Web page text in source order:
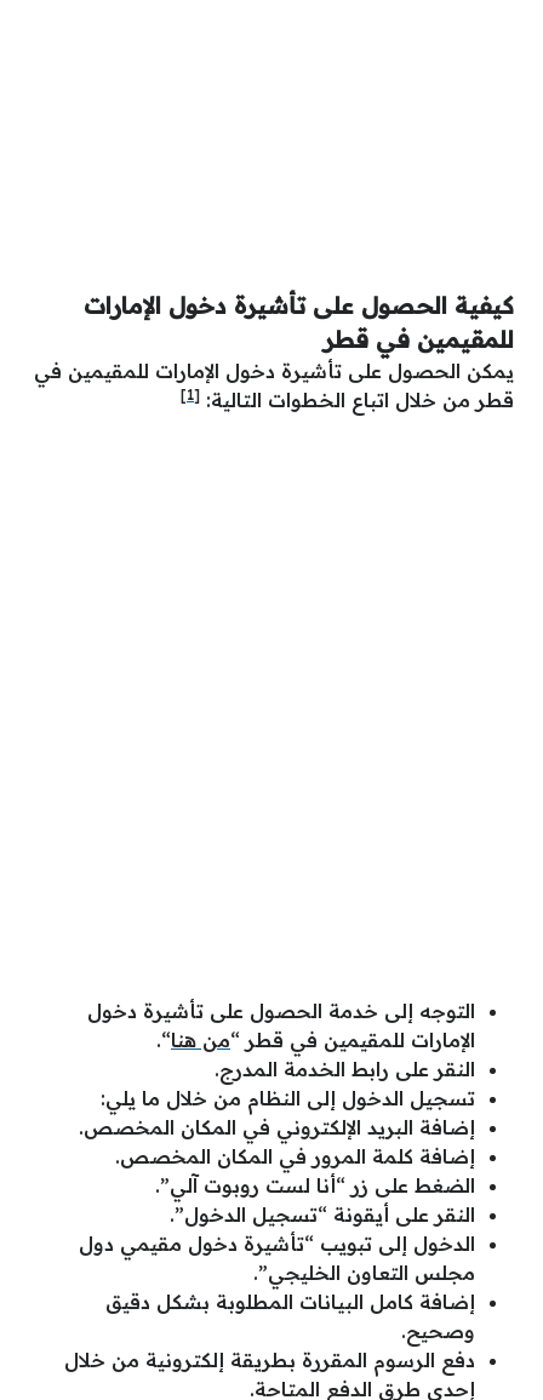
كيفية الحصول على تأشيرة دخول الإمارات
للمقيمين في قطر
يمكن الحصول على تأشيرة دخول الإمارات للمقيمين في
قطر من خلال اتباع الخطوات التالية: [1]
التوجه إلى خدمة الحصول على تأشيرة دخول
الإمارات للمقيمين في قطر “من هنا“.
النقر على رابط الخدمة المدرج.
تسجيل الدخول إلى النظام من خلال ما يلي:
إضافة البريد الإلكتروني في المكان المخصص.
إضافة كلمة المرور في المكان المخصص.
الضغط على زر “أنا لست روبوت آلي”.
النقر على أيقونة “تسجيل الدخول”.
الدخول إلى تبويب “تأشيرة دخول مقيمي دول
مجلس التعاون الخليجي”.
إضافة كامل البيانات المطلوبة بشكل دقيق
وصحيح.
دفع الرسوم المقررة بطريقة إلكترونية من خلال
إحدى طرق الدفع المتاحة.